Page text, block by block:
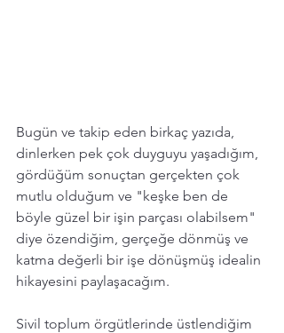
Bugün ve takip eden birkaç yazıda,
dinlerken pek çok duyguyu yaşadığım,
gördüğüm sonuçtan gerçekten çok
mutlu olduğum ve "keşke ben de
böyle güzel bir işin parçası olabilsem"
diye özendiğim, gerçeğe dönmüş ve
katma değerli bir işe dönüşmüş idealin
hikayesini paylaşacağım.
Sivil toplum örgütlerinde üstlendiğim